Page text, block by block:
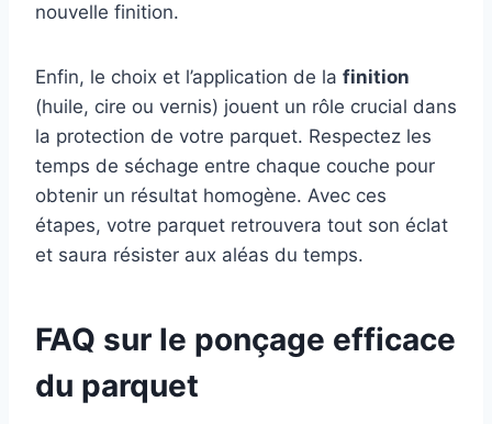
nouvelle finition.
Enfin, le choix et l’application de la finition
(huile, cire ou vernis) jouent un rôle crucial dans
la protection de votre parquet. Respectez les
temps de séchage entre chaque couche pour
obtenir un résultat homogène. Avec ces
étapes, votre parquet retrouvera tout son éclat
et saura résister aux aléas du temps.
FAQ sur le ponçage efficace
du parquet